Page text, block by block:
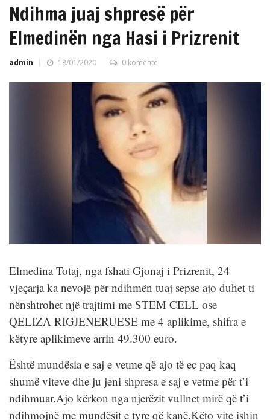
Ndihma juaj shpresë për
Elmedinën nga Hasi i Prizrenit
admin 18/01/2020 0 komente
Elmedina Totaj, nga fshati Gjonaj i Prizrenit, 24
vjeçarja ka nevojë për ndihmën tuaj sepse ajo duhet ti
nënshtrohet një trajtimi me STEM CELL ose
QELIZA RIGJENERUESE me 4 aplikime, shifra e
këtyre aplikimeve arrin 49.300 euro.
Është mundësia e saj e vetme që ajo të ec paq kaq
shumë viteve dhe ju jeni shpresa e saj e vetme për t’i
ndihmuar.Ajo kërkon nga njerëzit vullnet mirë që t’i
ndihmojnë me mundësit e tyre që kanë.Këto vite ishin